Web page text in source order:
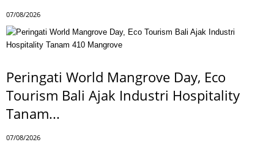
07/08/2026
Peringati World Mangrove Day, Eco
Tourism Bali Ajak Industri Hospitality
Tanam...
07/08/2026